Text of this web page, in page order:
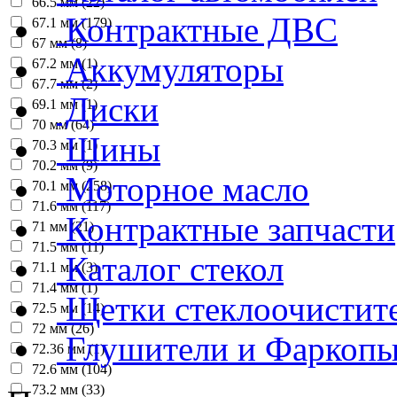
67.1 мм (179)
67 мм (8)
67.2 мм (1)
67.7 мм (2)
69.1 мм (1)
70 мм (64)
70.3 мм (1)
70.2 мм (9)
70.1 мм (258)
71.6 мм (117)
71 мм (21)
71.5 мм (11)
71.1 мм (3)
71.4 мм (1)
72.5 мм (14)
72 мм (26)
72.36 мм (1)
72.6 мм (104)
73.2 мм (33)
Контрактные ДВС
Аккумуляторы
Диски
Шины
Моторное масло
Контрактные запчасти
Каталог стекол
Щетки
Глушители и